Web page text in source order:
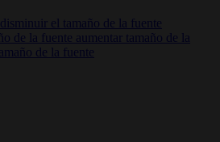
disminuir el tamaño de la fuente
aumentar tamaño de la